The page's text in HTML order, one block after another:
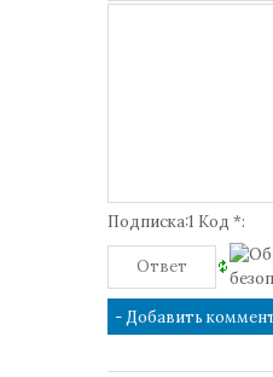
Подписка:1 Код *: